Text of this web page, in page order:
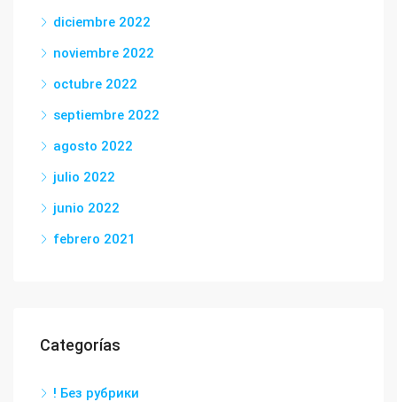
diciembre 2022
noviembre 2022
octubre 2022
septiembre 2022
agosto 2022
julio 2022
junio 2022
febrero 2021
Categorías
! Без рубрики